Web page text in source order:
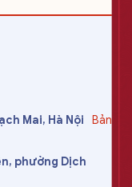
Mai, Hà Nội
Bản
phường Dịch